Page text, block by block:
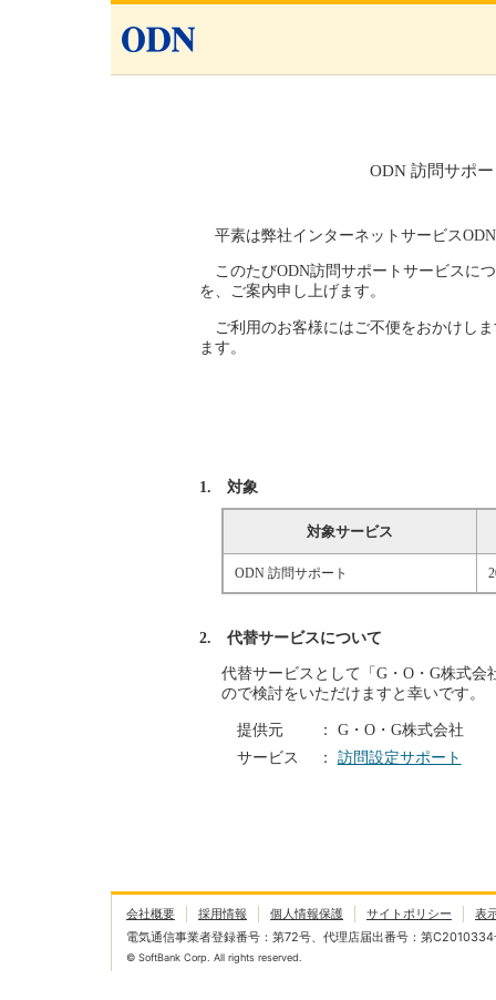
ODN 訪問サポ
平素は弊社インターネットサービス
このたびODN訪問サポートサービスに
を、ご案内申し上げます。
ご利用のお客様にはご不便をおかけし
ます。
1. 対象
対象サービス
ODN 訪問サポート
2. 代替サービスについて
代替サービスとして「G・O・G株式
ので検討をいただけますと幸いです。
提供元
： G・O・G株式会社
サービス
： 訪問設定サポート
会社概要 採用情報 個人情報保護 サイトポリシー
表
電気通信事業者登録番号：第72号、代理店届出番号：第C2010334
© SoftBank Corp. All rights reserved.